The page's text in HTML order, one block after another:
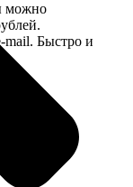
можно
mail. Быстро и